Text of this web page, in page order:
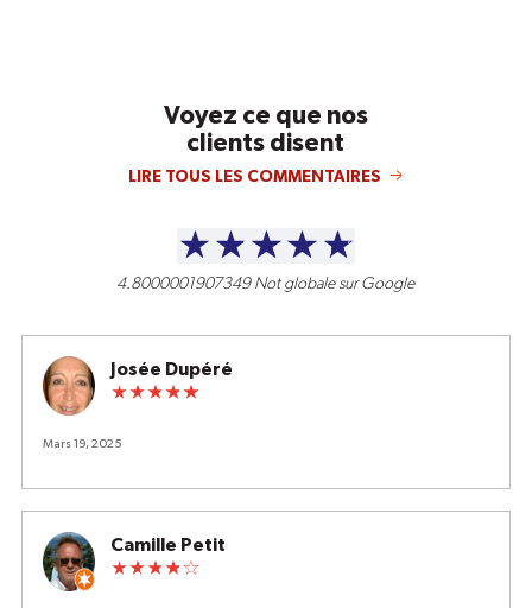
Voyez ce que nos
clients disent
LIRE TOUS LES COMMENTAIRES
4.8000001907349 Not globale sur Google
Josée Dupéré
Mars 19, 2025
Camille Petit